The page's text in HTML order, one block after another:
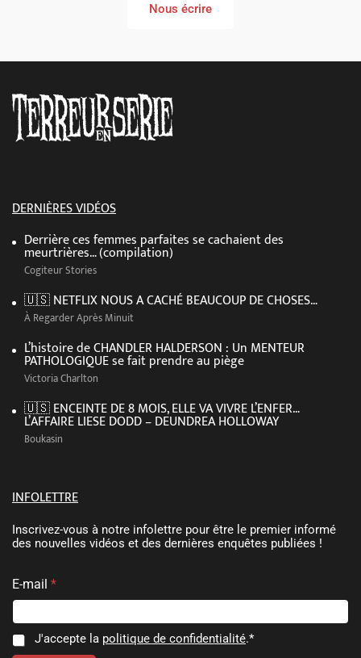
Nous écrire
DERNIÈRES VIDÉOS
Derrière ces femmes parfaites se cachaient des
meurtrières… (compilation)
Cogiteur Stories
🇺🇸 NETFLIX NOUS A CACHÉ BEAUCOUP DE CHOSES…
À Regarder Après Minuit
L’histoire de CHANDLER HALDERSON : Un MENTEUR
PATHOLOGIQUE se fait prendre au piège
Victoria Charlton
🇺🇸 ENCEINTE DE 8 MOIS, ELLE VA VIVRE L’ENFER…
L’AFFAIRE LIESE DODD – DEUNDREA HOLLOWAY
Boukasin
INFOLETTRE
Inscrivez-vous à notre infolettre pour être le premier informé
des nouvelles vidéos et des dernières enquêtes publiées !
E
-
a
i
l
E-mail *
C
o
J'accepte la politique de confidentialité.*